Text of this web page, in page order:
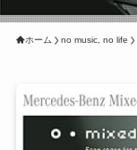
ホーム no music, no life